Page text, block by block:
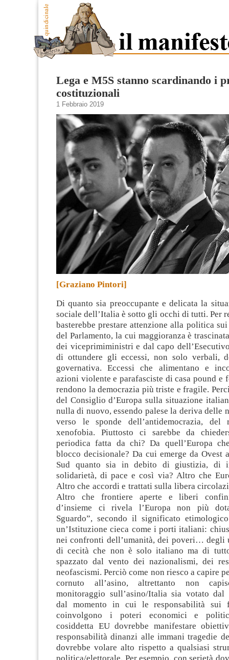
Lega e M5S stanno scardinando i
costituzionali
1 Febbraio 2019
[Graziano Pintori]
Di quanto sia preoccupante e delicata la
sociale dell’Italia è sotto gli occhi di tutti. Per
basterebbe prestare attenzione alla politica
del Parlamento, la cui maggioranza è
dei viceprimiministri e dal capo
di ottundere gli eccessi, non solo verbali,
governativa. Eccessi che alimentano e
azioni violente e parafasciste di casa pound e
rendono la democrazia più triste e fragile.
del Consiglio d’Europa sulla situazione
nulla di nuovo, essendo palese la deriva delle
verso le sponde dell’antidemocrazia, del
xenofobia. Piuttosto ci sarebbe da
periodica fatta da chi? Da quell’Europa
blocco decisionale? Da cui emerge da Ovest
Sud quanto sia in debito di giustizia, di
solidarietà, di pace e così via? Altro che
Altro che accordi e trattati sulla libera
Altro che frontiere aperte e liberi
d’insieme ci rivela l’Europa non più
Sguardo”, secondo il significato
un’Istituzione cieca come i porti italiani:
nei confronti dell’umanità, dei poveri… degli
di cecità che non è solo italiano ma di
spazzato dal vento dei nazionalismi, dei
neofascismi. Perciò come non riesco a capire
cornuto all’asino, altrettanto non
monitoraggio sull’asino/Italia sia votato dal
dal momento in cui le responsabilità sui
coinvolgono i poteri economici e
cosiddetta EU dovrebbe manifestare
responsabilità dinanzi alle immani tragedie
dovrebbe volare alto rispetto a qualsiasi
politica/elettorale. Per esempio, con serietà